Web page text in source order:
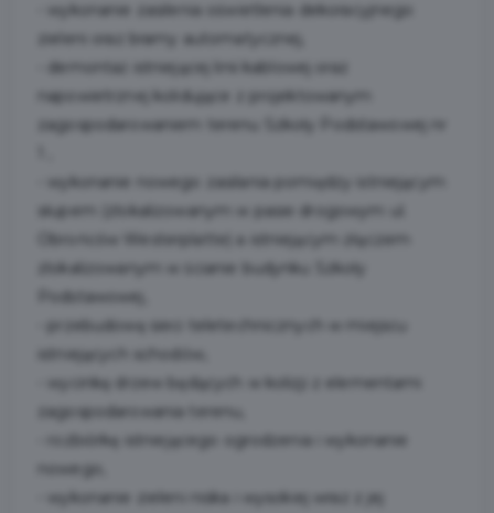
- wykonanie zasilenia oświetlenia dekoracyjnego
zieleni oraz bramy automatycznej,
- demontaż istniejącej linii kablowej oraz
napowietrznej kolidujące z projektowanym
zagospodarowaniem terenu Szkoły Podstawowej nr
- wykonanie nowego zasilania pomiędzy istniejącym
słupem (zlokalizowanym w pasie drogowym ul.
Obrońców Westerplatte) a istniejącym złączem
zlokalizowanym w ścianie budynku Szkoły
Podstawowej,
- przebudowę sieci teletechnicznych w miejscu
istniejących schodów,
- wycinkę drzew będących w kolizji z elementami
zagospodarowania terenu,
- rozbiórkę istniejącego ogrodzenia i wykonanie
nowego,
- wykonanie zieleni niska i wysokiej wraz z jej